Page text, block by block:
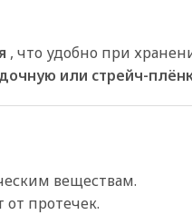
, что удобно при
или стрейч-
веществам.
протечек.